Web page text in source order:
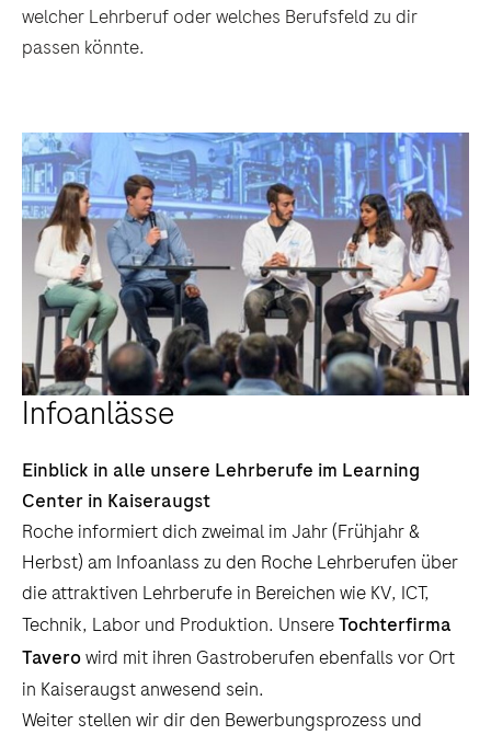
welcher Lehrberuf oder welches Berufsfeld zu dir
passen könnte.
Infoanlässe
Einblick in alle unsere Lehrberufe im Learning
Center in Kaiseraugst
Roche informiert dich zweimal im Jahr (Frühjahr &
Herbst) am Infoanlass zu den Roche Lehrberufen über
die attraktiven Lehrberufe in Bereichen wie KV, ICT,
Technik, Labor und Produktion. UnsereTochterfirma
Taverowird mit ihren Gastroberufen ebenfalls vor Ort
in Kaiseraugst anwesend sein.
Weiter stellen wir dir den Bewerbungsprozess und